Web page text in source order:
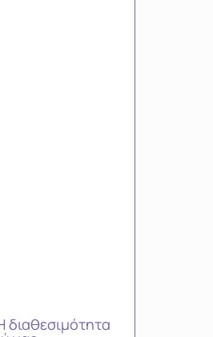
διαθεσιμότητα